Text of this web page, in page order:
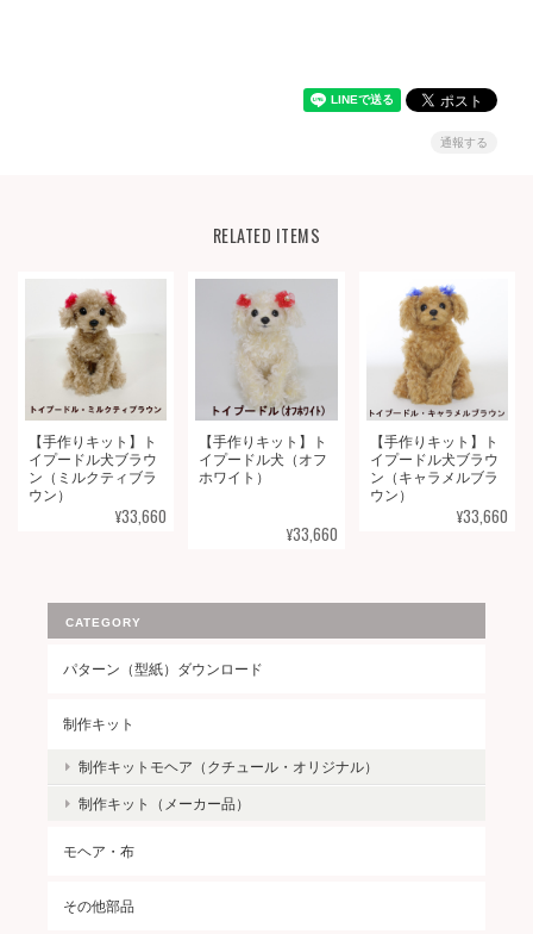
通報する
RELATED ITEMS
【手作りキット】ト
イプードル犬ブラウ
ン（ミルクティブラ
ウン）
¥33,660
【手作りキット】ト
イプードル犬（オフ
ホワイト）
¥33,660
【手作りキット】ト
イプードル犬ブラウ
ン（キャラメルブラ
ウン）
¥33,660
CATEGORY
パターン（型紙）ダウンロード
制作キット
制作キットモヘア（クチュール・オリジナル）
制作キット（メーカー品）
モヘア・布
その他部品